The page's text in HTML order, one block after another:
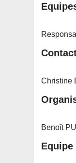
Christine
Benoît